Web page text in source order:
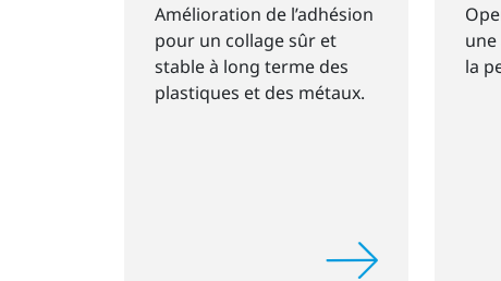
Amélioration de l’adhésion
pour un collage sûr et
stable à long terme des
plastiques et des métaux.
la